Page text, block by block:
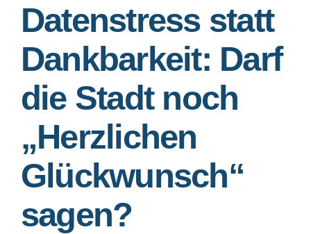
Jetzt absichern
Datenstress statt
Dankbarkeit: Darf
die Stadt noch
„Herzlichen
Glückwunsch“
sagen?